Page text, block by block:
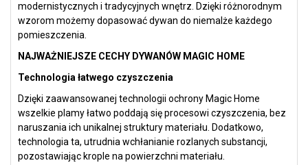
modernistycznych i tradycyjnych wnętrz. Dzięki różnorodnym
wzorom możemy dopasować dywan do niemalże każdego
pomieszczenia.
NAJWAŻNIEJSZE CECHY DYWANÓW MAGIC HOME
Technologia łatwego czyszczenia
Dzięki zaawansowanej technologii ochrony Magic Home
wszelkie plamy łatwo poddają się procesowi czyszczenia, bez
naruszania ich unikalnej struktury materiału. Dodatkowo,
technologia ta, utrudnia wchłanianie rozlanych substancji,
pozostawiając krople na powierzchni materiału.